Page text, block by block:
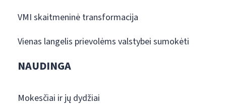
VMI skaitmeninė transformacija
Vienas langelis prievolėms valstybei sumokėti
NAUDINGA
Mokesčiai ir jų dydžiai